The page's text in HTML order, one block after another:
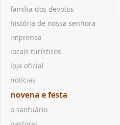
família dos devotos
história de nossa senhora
imprensa
locais turísticos
loja oficial
notícias
novena e festa
o santuário